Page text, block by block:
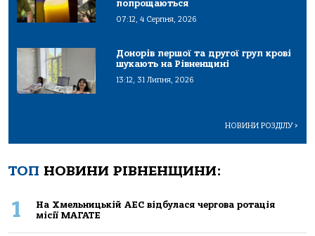
попрощаються
07:12, 4 Серпня, 2026
Донорів першої та другої груп крові
шукають на Рівненщині
13:12, 31 Липня, 2026
НОВИНИ РОЗДІЛУ>
ТОП НОВИНИ РІВНЕНЩИНИ:
1
На Хмельницькій АЕС відбулася чергова ротація
місії МАГАТЕ